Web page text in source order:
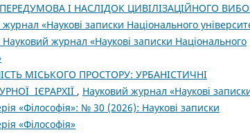
І НАСЛІДОК ЦИВІЛІЗАЦІЙНОГО
«Наукові записки Національного
журнал «Наукові записки Національного
МІСЬКОГО ПРОСТОРУ: УРБАНІСТИЧНІ
ІЄРАРХІЇ , Науковий журнал «Наукові
«Філософія»: № 30 (2026): Наукові записки
«Філософія»